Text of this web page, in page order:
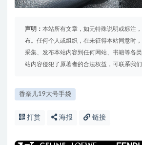
声明： 本站所有文章，如无特殊说明或标注
布。任何个人或组织，在未征得本站同意时，
采集、发布本站内容到任何网站、书籍等各
站内容侵犯了原著者的合法权益，可联系我们
香奈儿19大号手袋
打赏 海报 链接